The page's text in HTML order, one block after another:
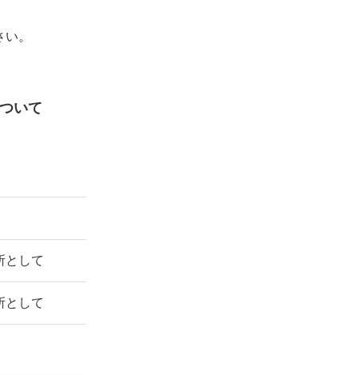
。
いて
して
して